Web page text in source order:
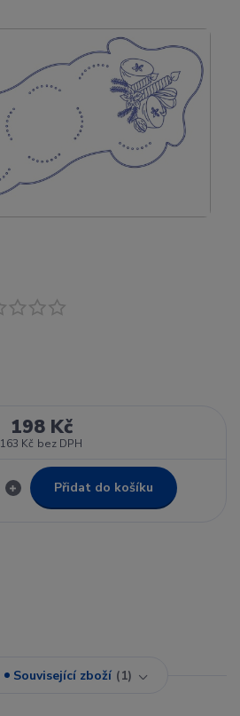
198 Kč
163 Kč bez DPH
Přidat do košíku
Související zboží 1